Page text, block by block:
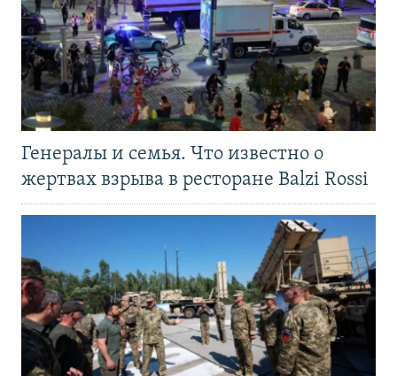
Генералы и семья. Что известно о
жертвах взрыва в ресторане Balzi Rossi